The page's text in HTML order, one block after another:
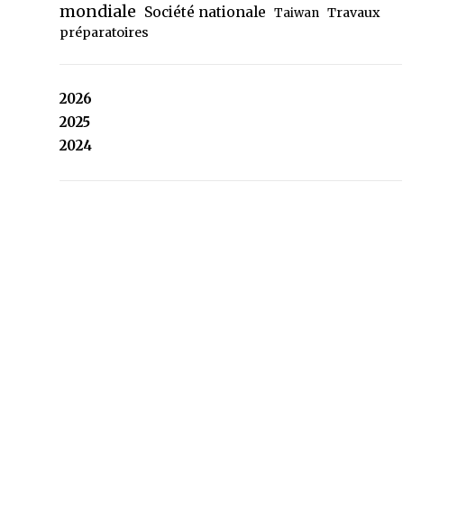
mondiale Société nationale Taiwan Travaux
préparatoires
2026
2025
2024